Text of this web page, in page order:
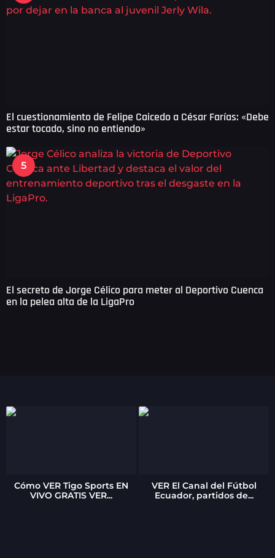
El cuestionamiento de Felipe Caicedo a César Farías: «Debe
estar tocado, sino no entiendo»
5
El secreto de Jorge Célico para meter al Deportivo Cuenca
en la pelea alta de la LigaPro
Cómo VER Tigo Sports EN
VIVO GRATIS VER...
VER El Canal del Fútbol
Ecuador, partidos de...